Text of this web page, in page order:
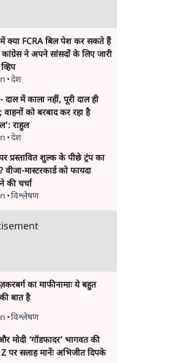
क्या FCRA बिल पेश कर सकते हैं
ने अपने सांसदों के लिए जारी
•देश
में काला नहीं, पूरी दाल ही
वाहनों को बरबाद कर रहा है
राहुल
•देश
प्रस्तावित शुल्क के पीछे ट्रंप का
वीजा-मास्टरकार्ड को फायदा
की चर्चा
•विश्लेषण
का माफीनामाः ये बहुत
बात है
•विश्लेषण
मोदी ‘गॉडफादर’ भागवत की
पर सलाह मानेंः अभिजीत दिपके